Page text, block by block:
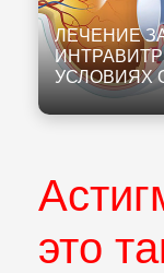
ЛЕЧЕНИЕ
УСЛОВИЯХ
это